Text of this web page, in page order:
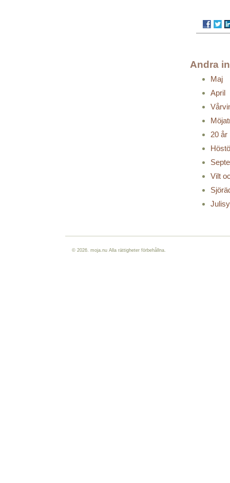
Andra
Maj
April
20 år
Vilt
© 2026. moja.nu Alla rättigheter förbehållna.